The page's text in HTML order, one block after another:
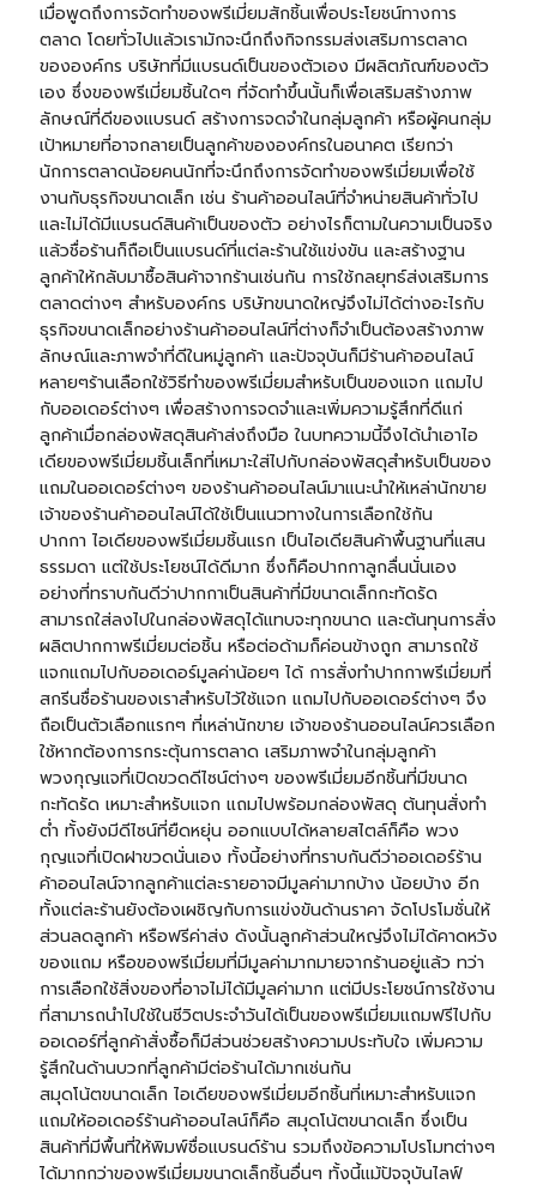
เมื่อพูดถึงการจัดทำของพรีเมี่ยมสักชิ้นเพื่อประโยชน์ทางการ
ตลาด โดยทั่วไปแล้วเรามักจะนึกถึงกิจกรรมส่งเสริมการตลาด
ขององค์กร บริษัทที่มีแบรนด์เป็นของตัวเอง มีผลิตภัณฑ์ของตัว
เอง ซึ่งของพรีเมี่ยมชิ้นใดๆ ที่จัดทำขึ้นนั้นก็เพื่อเสริมสร้างภาพ
ลักษณ์ที่ดีของแบรนด์ สร้างการจดจำในกลุ่มลูกค้า หรือผู้คนกลุ่ม
เป้าหมายที่อาจกลายเป็นลูกค้าขององค์กรในอนาคต เรียกว่า
นักการตลาดน้อยคนนักที่จะนึกถึงการจัดทำของพรีเมี่ยมเพื่อใช้
งานกับธุรกิจขนาดเล็ก เช่น ร้านค้าออนไลน์ที่จำหน่ายสินค้าทั่วไป
และไม่ได้มีแบรนด์สินค้าเป็นของตัว อย่างไรก็ตามในความเป็นจริง
แล้วชื่อร้านก็ถือเป็นแบรนด์ที่แต่ละร้านใช้แข่งขัน และสร้างฐาน
ลูกค้าให้กลับมาซื้อสินค้าจากร้านเช่นกัน การใช้กลยุทธ์ส่งเสริมการ
ตลาดต่างๆ สำหรับองค์กร บริษัทขนาดใหญ่จึงไม่ได้ต่างอะไรกับ
ธุรกิจขนาดเล็กอย่างร้านค้าออนไลน์ที่ต่างก็จำเป็นต้องสร้างภาพ
ลักษณ์และภาพจำที่ดีในหมู่ลูกค้า และปัจจุบันก็มีร้านค้าออนไลน์
หลายๆร้านเลือกใช้วิธีทำของพรีเมี่ยมสำหรับเป็นของแจก แถมไป
กับออเดอร์ต่างๆ เพื่อสร้างการจดจำและเพิ่มความรู้สึกที่ดีแก่
ลูกค้าเมื่อกล่องพัสดุสินค้าส่งถึงมือ ในบทความนี้จึงได้นำเอาไอ
เดียของพรีเมี่ยมชิ้นเล็กที่เหมาะใส่ไปกับกล่องพัสดุสำหรับเป็นของ
แถมในออเดอร์ต่างๆ ของร้านค้าออนไลน์มาแนะนำให้เหล่านักขาย
เจ้าของร้านค้าออนไลน์ได้ใช้เป็นแนวทางในการเลือกใช้กัน
ปากกาไอเดียของพรีเมี่ยมชิ้นแรก เป็นไอเดียสินค้าพื้นฐานที่แสน
ธรรมดา แต่ใช้ประโยชน์ได้ดีมาก ซึ่งก็คือปากกาลูกลื่นนั่นเอง
อย่างที่ทราบกันดีว่าปากกาเป็นสินค้าที่มีขนาดเล็กกะทัดรัด
สามารถใส่ลงไปในกล่องพัสดุได้แทบจะทุกขนาด และต้นทุนการสั่ง
ผลิตปากกาพรีเมี่ยมต่อชิ้น หรือต่อด้ามก็ค่อนข้างถูก สามารถใช้
แจกแถมไปกับออเดอร์มูลค่าน้อยๆ ได้ การสั่งทำปากกาพรีเมี่ยมที่
สกรีนชื่อร้านของเราสำหรับไว้ใช้แจก แถมไปกับออเดอร์ต่างๆ จึง
ถือเป็นตัวเลือกแรกๆ ที่เหล่านักขาย เจ้าของร้านออนไลน์ควรเลือก
ใช้หากต้องการกระตุ้นการตลาด เสริมภาพจำในกลุ่มลูกค้า
พวงกุญแจที่เปิดขวดดีไซน์ต่างๆ ของพรีเมี่ยมอีกชิ้นที่มีขนาด
กะทัดรัด เหมาะสำหรับแจก แถมไปพร้อมกล่องพัสดุ ต้นทุนสั่งทำ
ต่ำ ทั้งยังมีดีไซน์ที่ยืดหยุ่น ออกแบบได้หลายสไตล์ก็คือ พวง
กุญแจที่เปิดฝาขวดนั่นเอง ทั้งนี้อย่างที่ทราบกันดีว่าออเดอร์ร้าน
ค้าออนไลน์จากลูกค้าแต่ละรายอาจมีมูลค่ามากบ้าง น้อยบ้าง อีก
ทั้งแต่ละร้านยังต้องเผชิญกับการแข่งขันด้านราคา จัดโปรโมชั่นให้
ส่วนลดลูกค้า หรือฟรีค่าส่ง ดังนั้นลูกค้าส่วนใหญ่จึงไม่ได้คาดหวัง
ของแถม หรือของพรีเมี่ยมที่มีมูลค่ามากมายจากร้านอยู่แล้ว ทว่า
การเลือกใช้สิ่งของที่อาจไม่ได้มีมูลค่ามาก แต่มีประโยชน์การใช้งาน
ที่สามารถนำไปใช้ในชีวิตประจำวันได้เป็นของพรีเมี่ยมแถมฟรีไปกับ
ออเดอร์ที่ลูกค้าสั่งซื้อก็มีส่วนช่วยสร้างความประทับใจ เพิ่มความ
รู้สึกในด้านบวกที่ลูกค้ามีต่อร้านได้มากเช่นกัน
สมุดโน้ตขนาดเล็ก ไอเดียของพรีเมี่ยมอีกชิ้นที่เหมาะสำหรับแจก
แถมให้ออเดอร์ร้านค้าออนไลน์ก็คือ สมุดโน้ตขนาดเล็ก ซึ่งเป็น
สินค้าที่มีพื้นที่ให้พิมพ์ชื่อแบรนด์ร้าน รวมถึงข้อความโปรโมทต่างๆ
ได้มากกว่าของพรีเมี่ยมขนาดเล็กชิ้นอื่นๆ ทั้งนี้แม้ปัจจุบันไลฟ์